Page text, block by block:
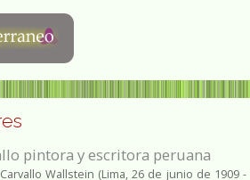
pintora y escritora peruana
Wallstein (Lima, 26 de junio de 1909 -